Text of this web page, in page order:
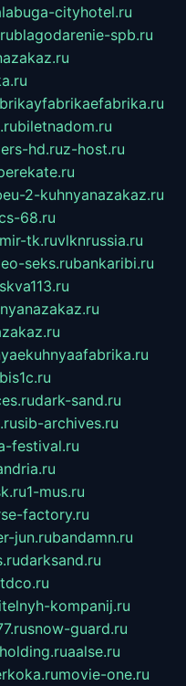
cityhotel.ru
blagodarenie-spb.ru
biletnadom.ru
hd.ruz-host.ru
2-kuhnyanazakaz.ru
68.ru
mir-tk.ruvlknrussia.ru
seks.rubankaribi.ru
dark-sand.ru
sib-archives.ru
festival.ru
1-mus.ru
factory.ru
jun.rubandamn.ru
darksand.ru
kompanij.ru
snow-guard.ru
aalse.ru
movie-one.ru